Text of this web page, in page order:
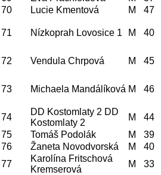
70
Lucie Kmentová M 47
71 Nízkoprah Lovosice 1 M 40
72 Vendula Chrpová M 45
73 Michaela Mandálíková M 46
74
DD Kostomlaty 2 DD
Kostomlaty 2
M 44
75
Tomáš Podolák M 39
76
Žaneta Novodvorská M 40
77
Karolína Fritschová
Kremserová
M 33